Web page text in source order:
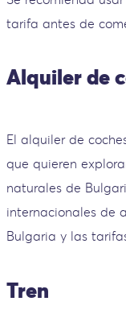
tarifa antes de
Alquiler de
El alquiler de
que quieren
naturales de
internacionales de
Bulgaria y las
Tren